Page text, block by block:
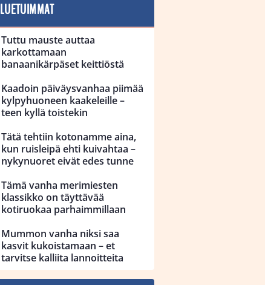
LUETUIMMAT
Tuttu mauste auttaa
karkottamaan
banaanikärpäset keittiöstä
Kaadoin päiväysvanhaa piimää
kylpyhuoneen kaakeleille –
teen kyllä toistekin
Tätä tehtiin kotonamme aina,
kun ruisleipä ehti kuivahtaa –
nykynuoret eivät edes tunne
Tämä vanha merimiesten
klassikko on täyttävää
kotiruokaa parhaimmillaan
Mummon vanha niksi saa
kasvit kukoistamaan – et
tarvitse kalliita lannoitteita